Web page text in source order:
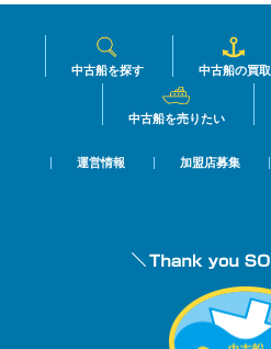
中古船を探す 中古船の買取
中古船を売りたい
運営情報 加盟店募集